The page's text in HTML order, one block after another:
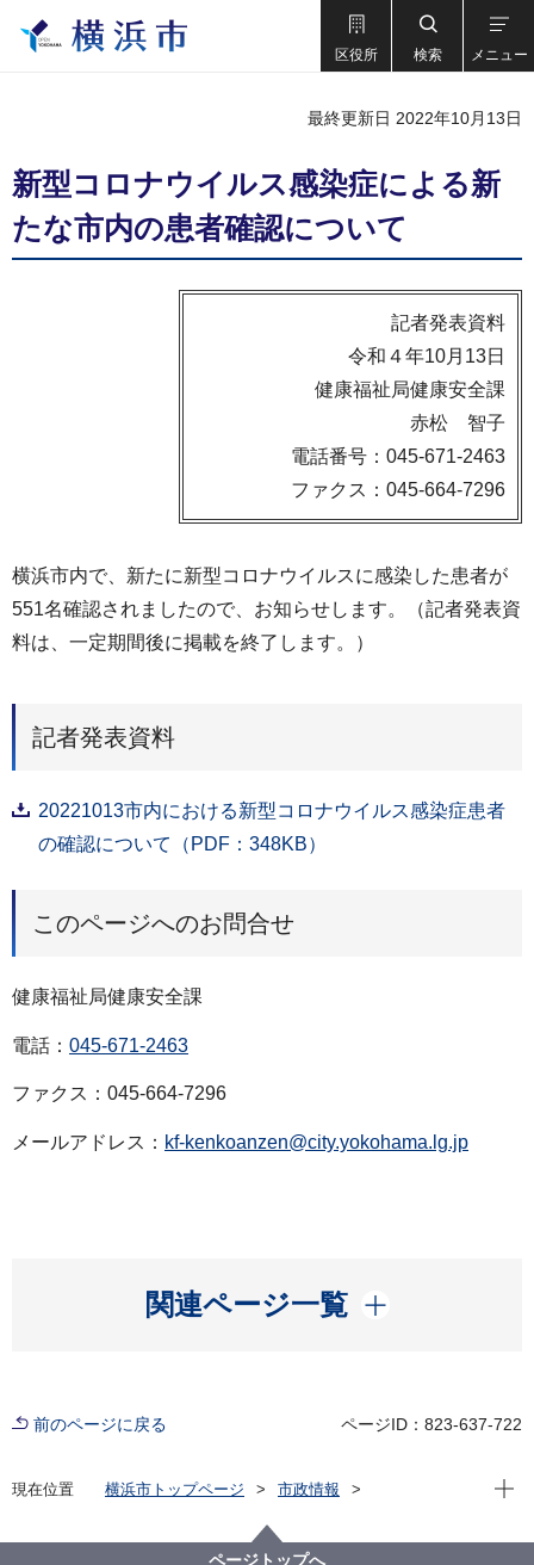
区役所 検索 メニュー
最終更新日 2022年10月13日
新型コロナウイルス感染症による新
たな市内の患者確認について
記者発表資料
令和４年10月13日
健康福祉局健康安全課
赤松 智子
電話番号：045-671-2463
ファクス：045-664-7296
横浜市内で、新たに新型コロナウイルスに感染した患者が
551名確認されましたので、お知らせします。（記者発表資
料は、一定期間後に掲載を終了します。）
記者発表資料
20221013市内における新型コロナウイルス感染症患者
の確認について（PDF：348KB）
このページへのお問合せ
健康福祉局健康安全課
電話： 045-671-2463
ファクス：045-664-7296
メールアドレス： kf-kenkoanzen@city.yokohama.lg.jp
関連ページ一覧
開く
前のページに戻る ページID：823-637-722
現在位置 横浜市トップページ
市政情報
新型コロナウイルス感染症による新たな市内の患者確
現在
ページトップへ